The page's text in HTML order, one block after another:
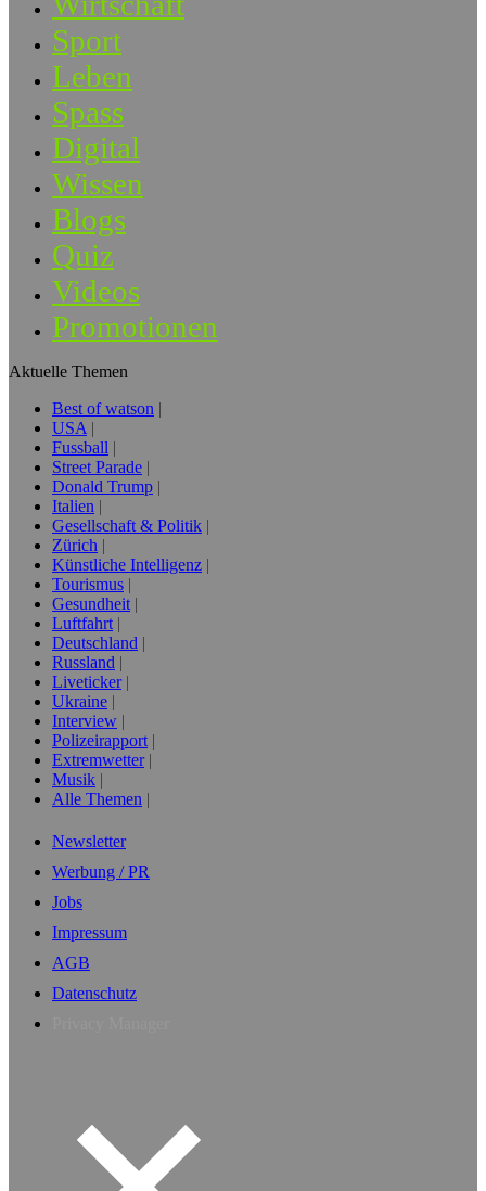
Sport
Leben
Spass
Digital
Wissen
Blogs
Quiz
Videos
Promotionen
Aktuelle Themen
Best of watson
USA
Fussball
Street Parade
Donald Trump
Italien
Gesellschaft & Politik
Zürich
Künstliche Intelligenz
Tourismus
Gesundheit
Luftfahrt
Deutschland
Russland
Liveticker
Ukraine
Interview
Polizeirapport
Extremwetter
Musik
Alle Themen
Newsletter
Werbung / PR
Jobs
Impressum
AGB
Datenschutz